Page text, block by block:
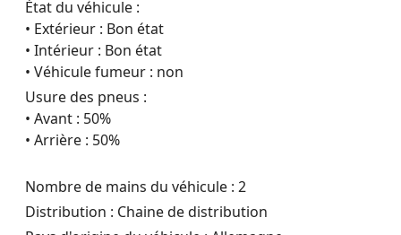
État du véhicule :
• Extérieur : Bon état
• Intérieur : Bon état
• Véhicule fumeur : non
Usure des pneus :
• Avant : 50%
• Arrière : 50%
Nombre de mains du véhicule : 2
Distribution : Chaine de distribution